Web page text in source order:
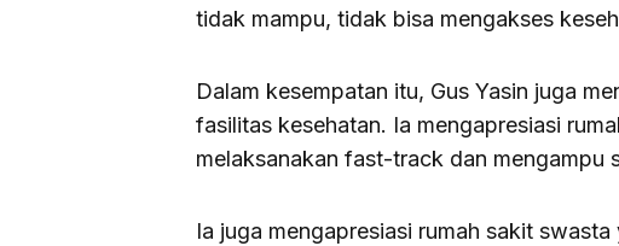
tidak mampu, tidak bisa mengakses
Dalam kesempatan itu, Gus Yasin juga
fasilitas kesehatan. Ia mengapresiasi
melaksanakan fast-track dan mengampu
Ia juga mengapresiasi rumah sakit